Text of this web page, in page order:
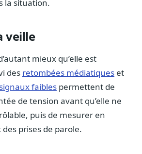
et équipe
sobriété
RGPD
la situation.
veille
mieux qu’elle est
des retombées médiatiques et
signaux faibles permettent de
de tension avant qu’elle ne
puis de mesurer en
prises de parole.